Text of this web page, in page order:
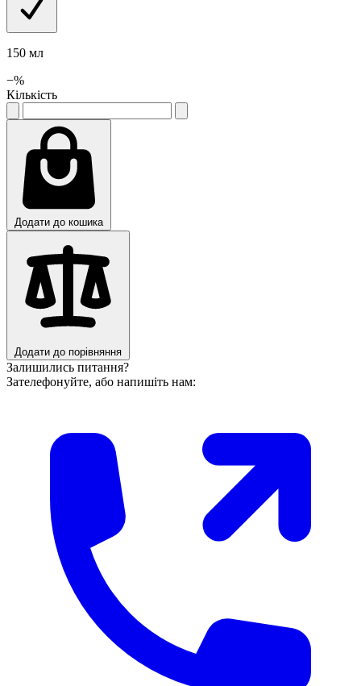
150 мл
−%
Кількість
Додати до кошика
Додати до порівняння
Залишились питання?
Зателефонуйте, або напишіть нам: